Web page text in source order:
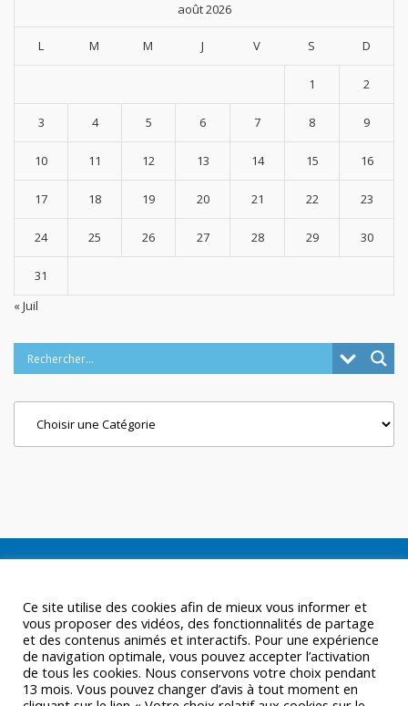
août 2026
L M M J V S D
1 2
3 4 5 6 7 8 9
10 11 12 13 14 15 16
17 18 19 20 21 22 23
24 25 26 27 28 29 30
31
« Juil
Ce site utilise des cookies afin de mieux vous informer et
vous proposer des vidéos, des fonctionnalités de partage
et des contenus animés et interactifs. Pour une expérience
de navigation optimale, vous pouvez accepter l’activation
de tous les cookies. Nous conservons votre choix pendant
13 mois. Vous pouvez changer d’avis à tout moment en